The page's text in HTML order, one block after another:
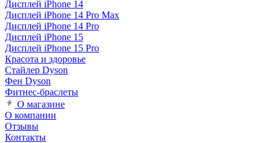
Дисплей iPhone 14
Дисплей iPhone 14 Pro Max
Дисплей iPhone 14 Pro
Дисплей iPhone 15
Дисплей iPhone 15 Pro
Красота и здоровье
Стайлер Dyson
Фен Dyson
Фитнес-браслеты
О магазине
О компании
Отзывы
Контакты